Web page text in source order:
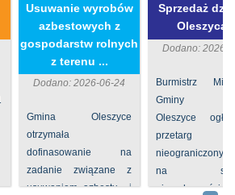
​Usuwanie wyrobów
azbestowych z
gospodarstw rolnych
z terenu ...
Dodano: 2026-06-24
Gmina Oleszyce
otrzymała
dofinasowanie na
zadanie związane z
usuwaniem azbestu i
Sprzedaż
Dodano: 2026-
Burmistrz
Gminy
Oleszyce
przetarg
nieograniczony
na
nieruchomości nr